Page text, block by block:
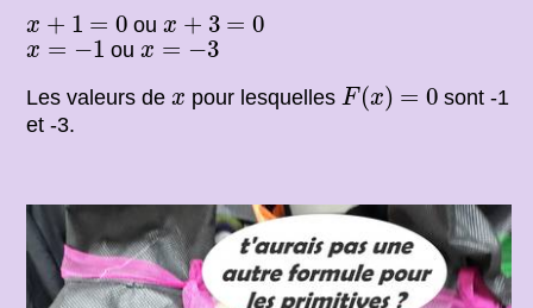
x + 1 = 0
x 1 = oux + 3 = 0
x 3 =
x = −1
x − 1 oux = −3
x=− 3
Les valeurs dex
x pour lesquelles F(x) = 0
F(x )=
sont -1
et -3.